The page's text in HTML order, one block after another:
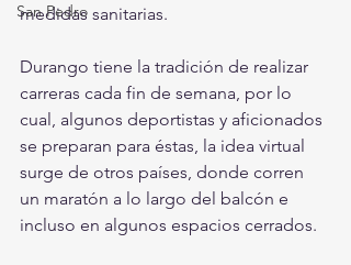
San Pedro
medidas sanitarias.
Durango tiene la tradición de realizar
carreras cada fin de semana, por lo
cual, algunos deportistas y aficionados
se preparan para éstas, la idea virtual
surge de otros países, donde corren
un maratón a lo largo del balcón e
incluso en algunos espacios cerrados.